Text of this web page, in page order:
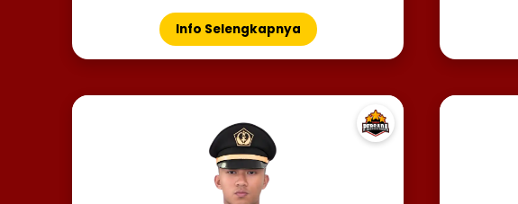
Info Selengkapnya